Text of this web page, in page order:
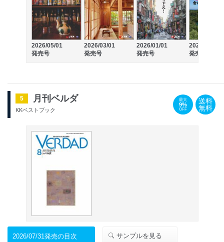
2026/05/01
発売号
2026/03/01
発売号
2026/01/01
発売号
2025/11/01
発売号
5 月刊ベルダ
KKベストブック
最大
9%
OFF
送料
無料
2026/07/31発売の目次 サンプルを見る